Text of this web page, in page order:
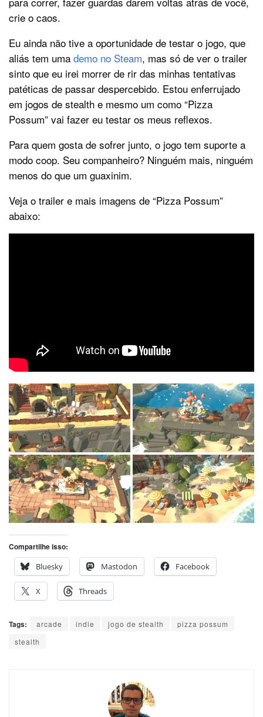
crie o caos.
Eu ainda não tive a oportunidade de testar o jogo, que
aliás tem uma demo no Steam, mas só de ver o trailer
sinto que eu irei morrer de rir das minhas tentativas
patéticas de passar despercebido. Estou enferrujado
em jogos de stealth e mesmo um como “Pizza
Possum” vai fazer eu testar os meus reflexos.
Para quem gosta de sofrer junto, o jogo tem suporte a
modo coop. Seu companheiro? Ninguém mais, ninguém
menos do que um guaxinim.
Veja o trailer e mais imagens de “Pizza Possum”
abaixo:
Compartilhe isso:
Bluesky
Mastodon Facebook
X Threads
Tags: arcade indie jogo de stealth
pizza possum
stealth